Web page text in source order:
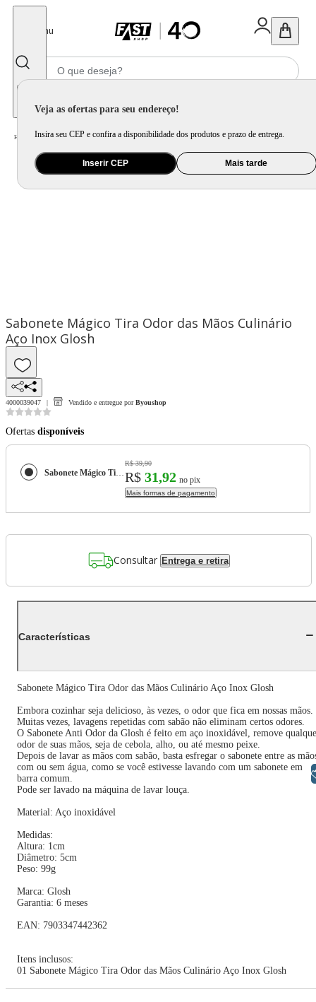
Menu
Veja as ofertas para seu endereço!
Insira seu CEP e confira a disponibilidade dos produtos e prazo de entrega.
Inserir CEP Mais tarde
Home Utilidade Doméstica Organização e Armazenamento / Item de Limpeza
Sabonete Mágico Tira Odor das Mãos Culinário
Aço Inox Glosh
4000039047 Vendido e entregue por Byoushop
Ofertas disponíveis
Sabonete Mágico Tira Odor das Mãos Culinário Aço Inox Glosh
R$ 39,90
R$ 31,92 no pix
Mais formas de pagamento
Consultar Entrega e retira
Características
Sabonete Mágico Tira Odor das Mãos Culinário Aço Inox Glosh
Embora cozinhar seja delicioso, às vezes, o odor que fica em nossas mãos.
Muitas vezes, lavagens repetidas com sabão não eliminam certos odores.
O Sabonete Anti Odor da Glosh é feito em aço inoxidável, remove
odor de suas mãos, seja de cebola, alho, ou até mesmo peixe.
Depois de lavar as mãos com sabão, basta esfregar o sabonete entre as
com ou sem água, como se você estivesse lavando com um sabonete em
barra comum.
Pode ser lavado na máquina de lavar louça.
Material: Aço inoxidável
Medidas:
Altura: 1cm
Diâmetro: 5cm
Peso: 99g
Marca: Glosh
Garantia: 6 meses
EAN: 7903347442362
Itens inclusos:
01 Sabonete Mágico Tira Odor das Mãos Culinário Aço Inox Glosh
Libras